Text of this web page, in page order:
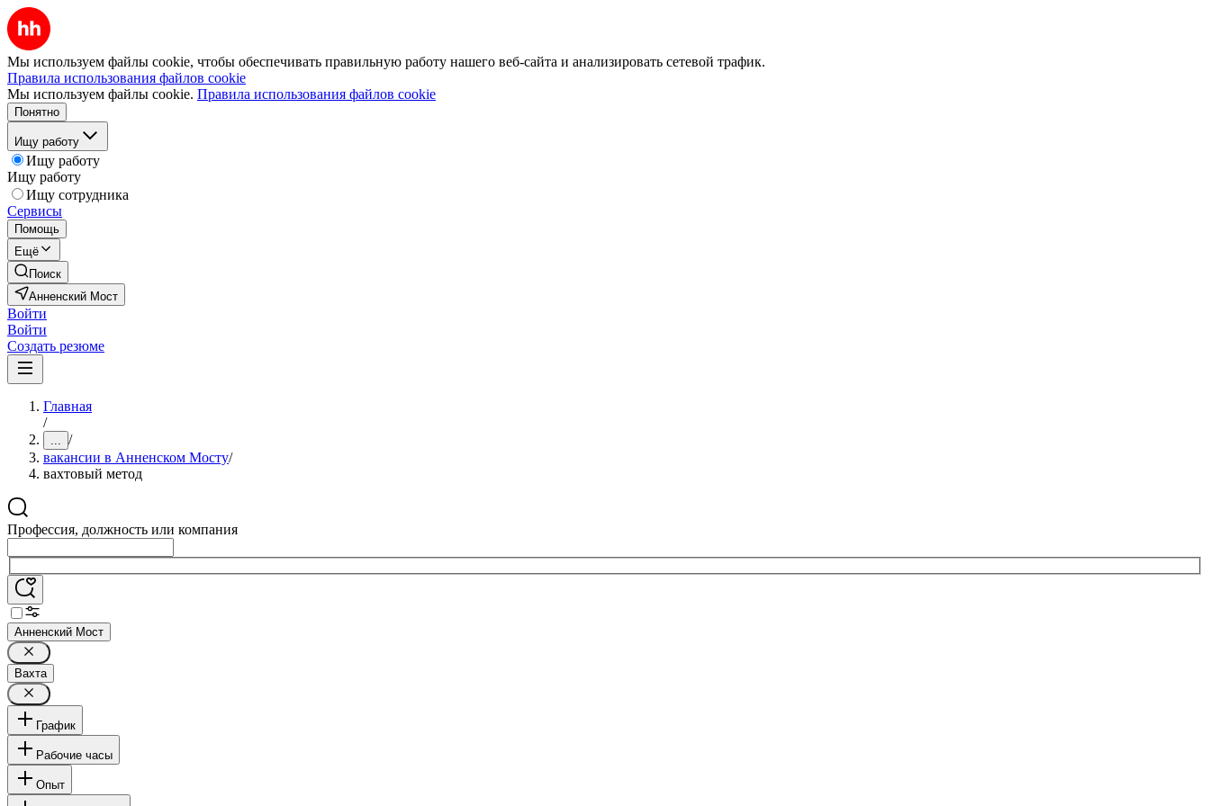
Мы используем файлы cookie, чтобы обеспечивать правильную работу нашего веб-сайта и анализировать сетевой трафик.
Правила использования файлов cookie
Мы используем файлы cookie. Правила использования файлов cookie
Понятно
Ищу работу
Ищу работу
Ищу работу
Ищу сотрудника
Сервисы
Помощь
Ещё
Поиск
Анненский Мост
Войти
Войти
Создать резюме
Главная
/
... /
вакансии в Анненском Мосту/
вахтовый метод
Профессия, должность или компания
Анненский Мост
Вахта
График
Рабочие часы
Опыт